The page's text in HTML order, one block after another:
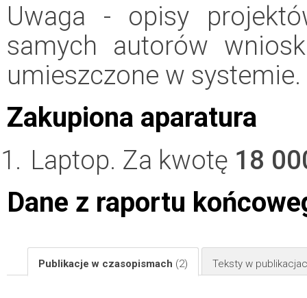
Uwaga - opisy
samych autorów
umieszczone w systemie.
Zakupiona aparatura
Laptop. Za kwotę 18
Dane z raportu
Publikacje w czasopismach (2) Teksty w